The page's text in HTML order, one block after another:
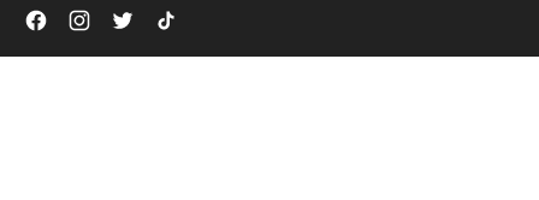
FacebookInstagramTwitter TikTok